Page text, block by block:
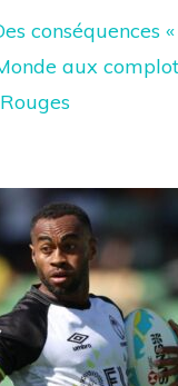
conséquences
aux